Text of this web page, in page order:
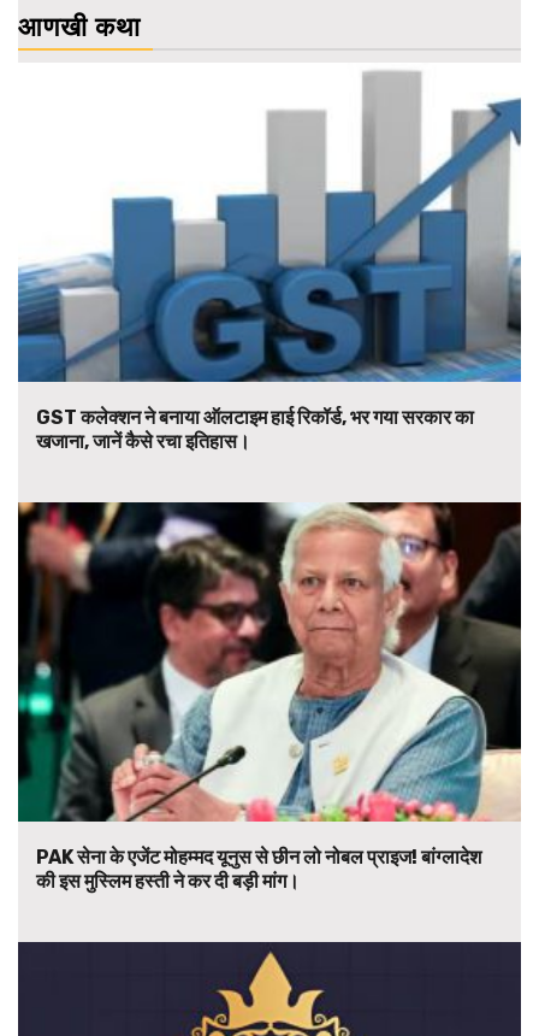
आणखी कथा
GST कलेक्शन ने बनाया ऑलटाइम हाई रिकॉर्ड, भर गया सरकार का
खजाना, जानें कैसे रचा इतिहास।
PAK सेना के एजेंट मोहम्मद यूनुस से छीन लो नोबल प्राइज! बांग्लादेश
की इस मुस्लिम हस्ती ने कर दी बड़ी मांग।